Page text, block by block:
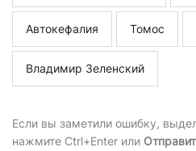
Автокефалия Томос
Владимир Зеленский
Если вы заметили ошибку,
нажмите Ctrl+Enter или